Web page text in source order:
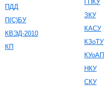
ПДД
П(С)БУ
КВЭД-2010
КП
ГПКУ
ЗКУ
КАСУ
КЗоТУ
КУоАП
НКУ
СКУ